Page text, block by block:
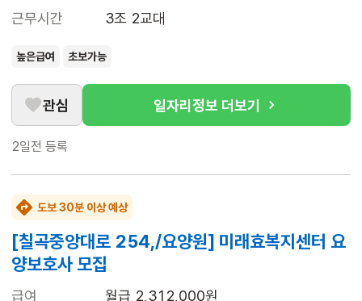
근무시간
3조 2교대
높은급여 초보가능
관심 일자리정보 더보기
2일전 등록
도보 30분 이상 예상
[칠곡중앙대로 254,/요양원] 미래효복지센터 요
양보호사 모집
급여
월급 2,312,000원